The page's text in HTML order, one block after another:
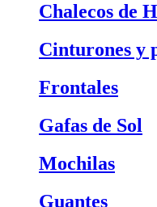
Chalecos de
Cinturones y
Frontales
Gafas de Sol
Mochilas
Guantes